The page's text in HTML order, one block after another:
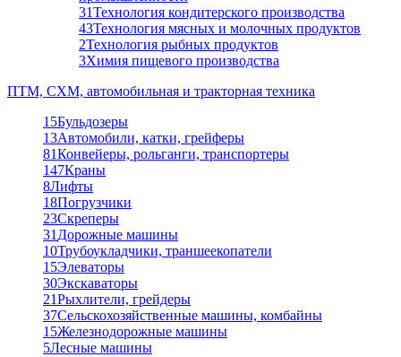
31Технология кондитерского производства
43Технология мясных и молочных продуктов
2Технология рыбных продуктов
3Химия пищевого производства
ПТМ, СХМ, автомобильная и тракторная техника
15Бульдозеры
13Автомобили, катки, грейферы
81Конвейеры, рольганги, транспортеры
147Краны
8Лифты
18Погрузчики
23Скреперы
31 Дорожные машины
10Трубоукладчики, траншеекопатели
15Элеваторы
30Экскаваторы
21Рыхлители, грейдеры
37Сельскохозяйственные машины, комбайны
15Железнодорожные машины
5Лесные машины